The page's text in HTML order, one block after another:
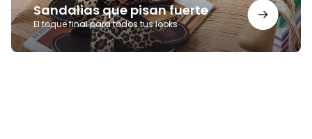
Sandalias que pisan fuerte
El toque final para todos tus looks